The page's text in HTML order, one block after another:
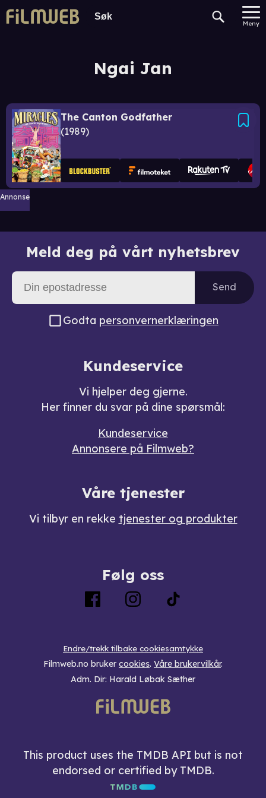
Meny
Ngai Jan
The Canton Godfather
1989
Annonse
Meld deg på vårt nyhetsbrev
Send
Godta personvernerklæringen
Kundeservice
Vi hjelper deg gjerne.
Her finner du svar på dine spørsmål:
Kundeservice
Annonsere på Filmweb?
Våre tjenester
Vi tilbyr en rekke tjenester og produkter
Følg oss
Endre/trekk tilbake cookiesamtykke
Filmweb.no bruker cookies. Våre brukervilkår.
Adm. Dir: Harald Løbak Sæther
This product uses the TMDB API but is not
endorsed or certified by TMDB.